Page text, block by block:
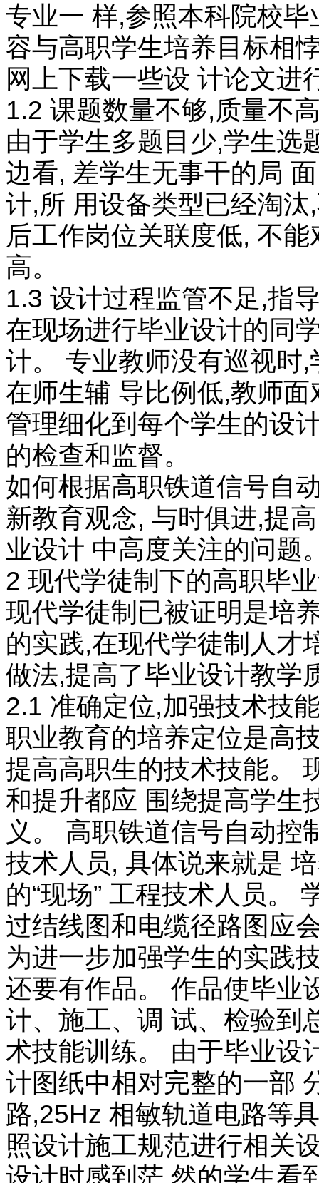
专业一 样,参照本科院校
容与高职学生培养目标相
网上下载一些设 计论文进
1.2 课题数量不够,质量不
由于学生多题目少,学生选
边看, 差学生无事干的局
计,所 用设备类型已经淘
后工作岗位关联度低, 不
高。
1.3 设计过程监管不足,指
在现场进行毕业设计的同
计。 专业教师没有巡视时
在师生辅 导比例低,教师
管理细化到每个学生的设
的检查和监督。
如何根据高职铁道信号自
新教育观念, 与时俱进,提
业设计 中高度关注的问题
2 现代学徒制下的高职毕
现代学徒制已被证明是培
的实践,在现代学徒制人才
做法,提高了毕业设计教学
2.1 准确定位,加强技术技
职业教育的培养定位是高
提高高职生的技术技能。
和提升都应 围绕提高学生
义。 高职铁道信号自动控
技术人员, 具体说来就是
的“现场” 工程技术人员。
过结线图和电缆径路图应
为进一步加强学生的实践
还要有作品。 作品使毕业
计、施工、调 试、检验到
术技能训练。 由于毕业设
计图纸中相对完整的一部
路,25Hz 相敏轨道电路等
照设计施工规范进行相关
设计时感到茫 然的学生看